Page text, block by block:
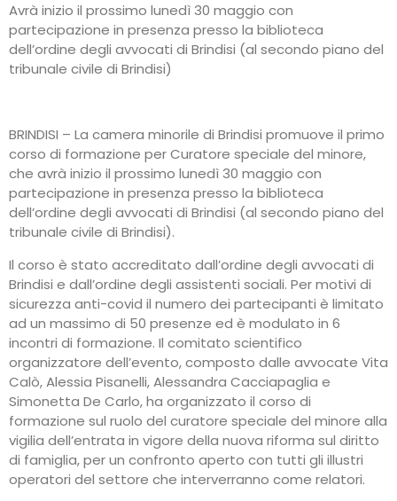
Avrà inizio il prossimo lunedì 30 maggio con
partecipazione in presenza presso la biblioteca
dell’ordine degli avvocati di Brindisi (al secondo piano del
tribunale civile di Brindisi)
BRINDISI – La camera minorile di Brindisi promuove il primo
corso di formazione per Curatore speciale del minore,
che avrà inizio il prossimo lunedì 30 maggio con
partecipazione in presenza presso la biblioteca
dell’ordine degli avvocati di Brindisi (al secondo piano del
tribunale civile di Brindisi).
Il corso è stato accreditato dall’ordine degli avvocati di
Brindisi e dall’ordine degli assistenti sociali. Per motivi di
sicurezza anti-covid il numero dei partecipanti è limitato
ad un massimo di 50 presenze ed è modulato in 6
incontri di formazione. Il comitato scientifico
organizzatore dell’evento, composto dalle avvocate Vita
Calò, Alessia Pisanelli, Alessandra Cacciapaglia e
Simonetta De Carlo, ha organizzato il corso di
formazione sul ruolo del curatore speciale del minore alla
vigilia dell’entrata in vigore della nuova riforma sul diritto
di famiglia, per un confronto aperto con tutti gli illustri
operatori del settore che interverranno come relatori.